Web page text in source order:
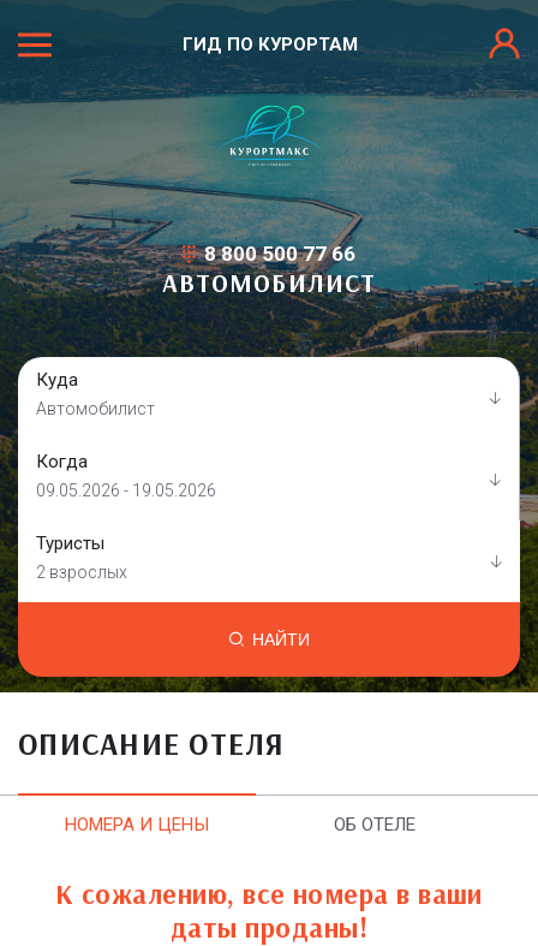
ГИД ПО КУРОРТАМ
8 800 500 77 66
АВТОМОБИЛИСТ
Куда
Автомобилист
Когда
09.05.2026 - 19.05.2026
Туристы
2 взрослых
НАЙТИ
ОПИСАНИЕ ОТЕЛЯ
НОМЕРА И ЦЕНЫ ОБ ОТЕЛЕ
К сожалению, все номера в ваши
даты проданы!